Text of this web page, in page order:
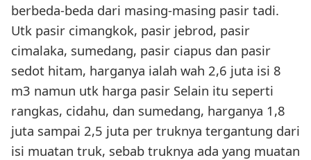
berbeda-beda dari masing-masing pasir tadi.
Utk pasir cimangkok, pasir jebrod, pasir
cimalaka, sumedang, pasir ciapus dan pasir
sedot hitam, harganya ialah wah 2,6 juta isi 8
m3 namun utk harga pasir Selain itu seperti
rangkas, cidahu, dan sumedang, harganya 1,8
juta sampai 2,5 juta per truknya tergantung dari
isi muatan truk, sebab truknya ada yang muatan